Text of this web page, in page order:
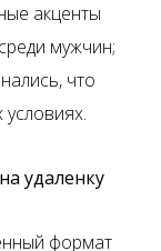
акценты
мужчин;
что
удаленку
формат